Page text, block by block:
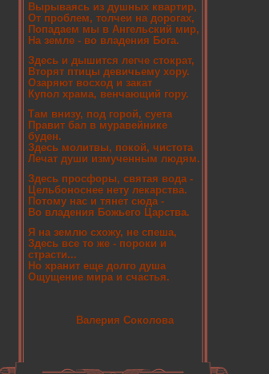
Вырываясь из душных квартир,
От проблем, толчеи на дорогах,
Попадаем мы в Ангельский мир,
На земле - во владения Бога.
Здесь и дышится легче стократ,
Вторят птицы девичьему хору.
Озаряют восход и закат
Купол храма, венчающий гору.
Там внизу, под горой, суета
Правит бал в муравейнике
буден.
Здесь молитвы, покой, чистота
Лечат души измученным людям.
Здесь просфоры, святая вода -
Цельбоноснее нету лекарства.
Потому нас и тянет сюда -
Во владения Божьего Царства.
Я на землю схожу, не спеша,
Здесь все то же - пороки и
страсти...
Но хранит еще долго душа
Ощущение мира и счастья.
Валерия Соколова